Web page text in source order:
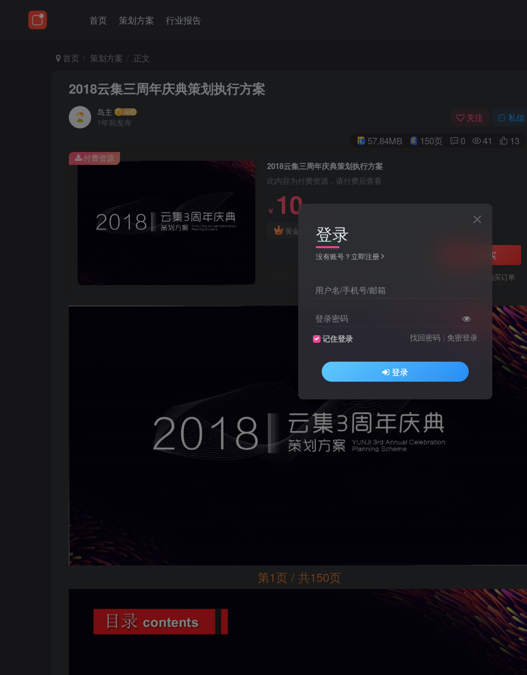
首页 策划方案 行业报告
首页 策划方案 正文
2018云集三周年庆典策划执行方案
岛主
1年前发布
关注 私信
57.84MB 150页 0 41 13
2018云集三周年庆典策划执行方案
此内容为付费资源，请付费后查看
￥ 10
黄金会员 免费
立即购买
您当前未登录！建议登陆后购买，可保存购买订单
付费资源
第1页 / 共150页
登录
没有账号？立即注册
用户名/手机号/邮箱
登录密码
记住登录 找回密码 | 免密登录
登录